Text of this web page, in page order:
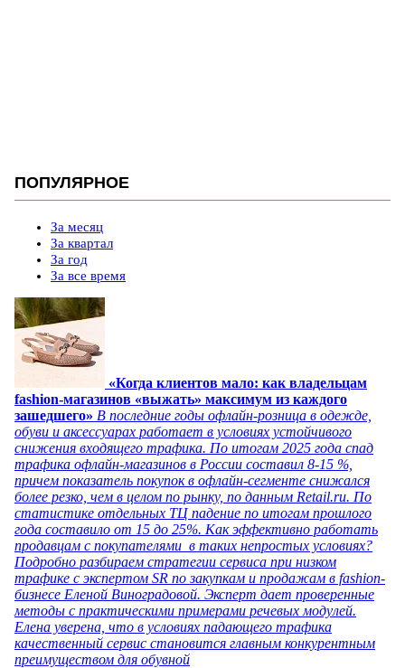
ПОПУЛЯРНОЕ
За месяц
За квартал
За год
За все время
«Когда клиентов мало: как владельцам
fashion-магазинов «выжать» максимум из каждого
зашедшего» В последние годы офлайн-розница в одежде,
обуви и аксессуарах работает в условиях устойчивого
снижения входящего трафика. По итогам 2025 года спад
трафика офлайн-магазинов в России составил 8-15 %,
причем показатель покупок в офлайн-сегменте снижался
более резко, чем в целом по рынку, по данным Retail.ru. По
статистике отдельных ТЦ падение по итогам прошлого
года составило от 15 до 25%. Как эффективно работать
продавцам с покупателями в таких непростых условиях?
Подробно разбираем стратегии сервиса при низком
трафике с экспертом SR по закупкам и продажам в fashion-
бизнесе Еленой Виноградовой. Эксперт дает проверенные
методы с практическими примерами речевых модулей.
Елена уверена, что в условиях падающего трафика
качественный сервис становится главным конкурентным
преимуществом для обувной